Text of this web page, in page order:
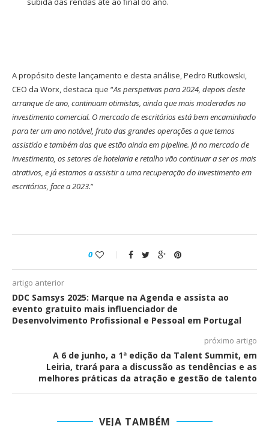
A propósito deste lançamento e desta análise, Pedro Rutkowski,
CEO da Worx, destaca que “As perspetivas para 2024, depois deste
arranque de ano, continuam otimistas, ainda que mais moderadas no
investimento comercial. O mercado de escritórios está bem encaminhado
para ter um ano notável, fruto das grandes operações a que temos
assistido e também das que estão ainda em pipeline. Já no mercado de
investimento, os setores de hotelaria e retalho vão continuar a ser os mais
atrativos, e já estamos a assistir a uma recuperação do investimento em
escritórios, face a 2023.”
0
artigo anterior
DDC Samsys 2025: Marque na Agenda e assista ao
evento gratuito mais influenciador de
Desenvolvimento Profissional e Pessoal em Portugal
próximo artigo
A 6 de junho, a 1ª edição da Talent Summit, em
Leiria, trará para a discussão as tendências e as
melhores práticas da atração e gestão de talento
VEJA TAMBÉM